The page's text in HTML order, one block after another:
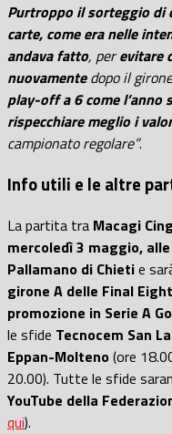
Purtroppo il sorteggio di
carte, come era nelle
andava fatto, perevitare
nuovamentedopo il
play-off a 6 come l’anno
rispecchiare meglio i
campionato regolare”.
Info utili e le altre
La partita tra Macagi
mercoledì 3 maggio,
Pallamano di Chietie
girone A delle Final
promozione in Serie A
le sfide Tecnocem San
Eppan-Molteno(ore
20.00). Tutte le sfide
YouTube della
qui).